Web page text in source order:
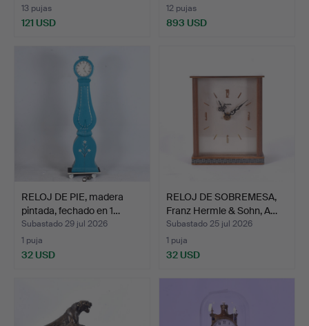
13 pujas
121 USD
12 pujas
893 USD
RELOJ DE PIE, madera
pintada, fechado en 1…
Subastado 29 jul 2026
1 puja
32 USD
RELOJ DE SOBREMESA,
Franz Hermle & Sohn, A…
Subastado 25 jul 2026
1 puja
32 USD